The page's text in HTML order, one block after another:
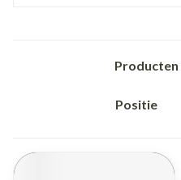
Producten
Sorteer op: